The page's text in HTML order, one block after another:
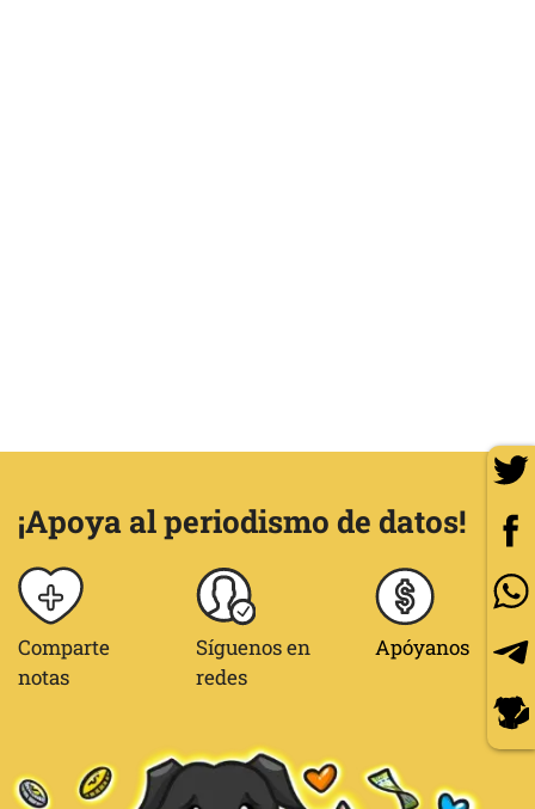
¡Apoya al periodismo de datos!
Comparte
notas
Síguenos en
redes
Apóyanos